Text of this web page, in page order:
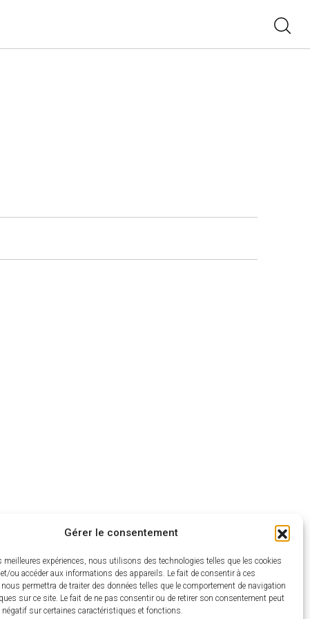
Gérer le consentement
meilleures expériences, nous utilisons des technologies telles que les cookies
ou accéder aux informations des appareils. Le fait de consentir à ces
permettra de traiter des données telles que le comportement de navigation
sur ce site. Le fait de ne pas consentir ou de retirer son consentement peut
négatif sur certaines caractéristiques et fonctions.